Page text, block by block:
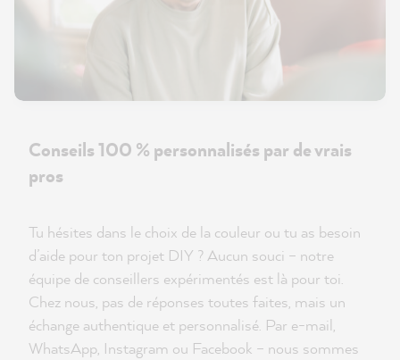
Conseils 100 % personnalisés par de vrais
pros
Tu hésites dans le choix de la couleur ou tu as besoin
d’aide pour ton projet DIY ? Aucun souci – notre
équipe de conseillers expérimentés est là pour toi.
Chez nous, pas de réponses toutes faites, mais un
échange authentique et personnalisé. Par e-mail,
WhatsApp, Instagram ou Facebook – nous sommes